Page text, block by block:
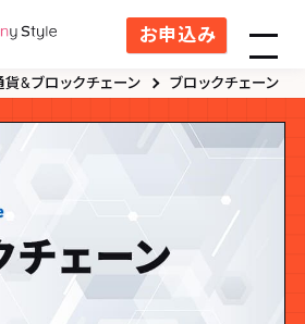
お申込み
&ブロックチェーン ブロックチェーン